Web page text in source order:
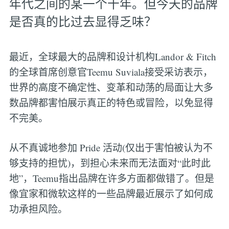
年代之间的某一个十年。但今天的品牌
是否真的比过去显得乏味？
最近，全球最大的品牌和设计机构Landor & Fitch
的全球首席创意官Teemu Suviala接受采访表示，
世界的高度不确定性、变革和动荡的局面让大多
数品牌都害怕展示真正的特色或冒险，以免显得
不完美。
从不真诚地参加 Pride 活动(仅出于害怕被认为不
够支持的担忧)，到担心未来而无法面对“此时此
地”，Teemu指出品牌在许多方面都做错了。但是
像宜家和微软这样的一些品牌最近展示了如何成
功承担风险。